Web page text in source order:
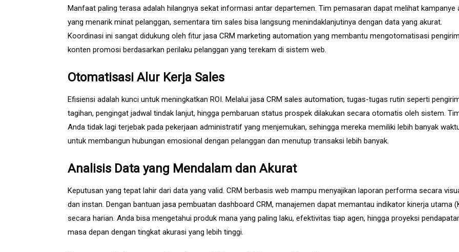
Manfaat paling terasa adalah hilangnya sekat informasi antar departemen. Tim pemasaran dapat melihat kampanye
yang menarik minat pelanggan, sementara tim sales bisa langsung menindaklanjutinya dengan data yang akurat.
Koordinasi ini sangat didukung oleh fitur jasa CRM marketing automation yang membantu mengotomatisasi
konten promosi berdasarkan perilaku pelanggan yang terekam di sistem web.
Otomatisasi Alur Kerja Sales
Efisiensi adalah kunci untuk meningkatkan ROI. Melalui jasa CRM sales automation, tugas-tugas rutin seperti
tagihan, pengingat jadwal tindak lanjut, hingga pembaruan status prospek dilakukan secara otomatis oleh sistem.
Anda tidak lagi terjebak pada pekerjaan administratif yang menjemukan, sehingga mereka memiliki lebih banyak
untuk membangun hubungan emosional dengan pelanggan dan menutup transaksi lebih banyak.
Analisis Data yang Mendalam dan Akurat
Keputusan yang tepat lahir dari data yang valid. CRM berbasis web mampu menyajikan laporan performa secara
dan instan. Dengan bantuan jasa pembuatan dashboard CRM, manajemen dapat memantau indikator kinerja utama
secara harian. Anda bisa mengetahui produk mana yang paling laku, efektivitas tiap agen, hingga proyeksi
masa depan dengan tingkat akurasi yang lebih tinggi.